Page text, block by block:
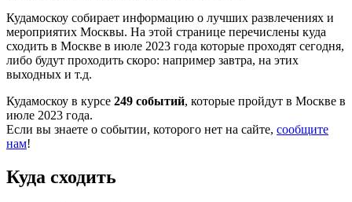
Кудамоскоу собирает информацию о лучших развлечениях и
мероприятих Москвы. На этой странице перечислены куда
сходить в Москве в июле 2023 года которые проходят сегодня,
либо будут проходить скоро: например завтра, на этих
выходных и т.д.
Кудамоскоу в курсе 249 событий, которые пройдут в Москве в
июле 2023 года.
Если вы знаете о событии, которого нет на сайте, сообщите
нам!
Куда сходить